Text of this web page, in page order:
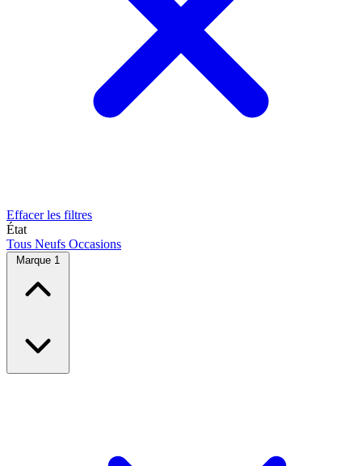
Effacer les filtres
État
Tous Neufs Occasions
Marque 1